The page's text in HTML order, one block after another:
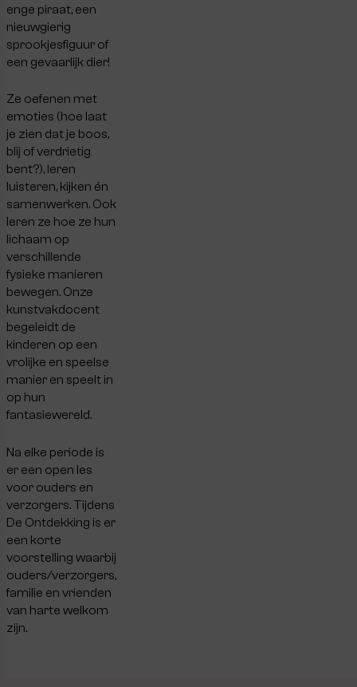
enge piraat, een
nieuwgierig
sprookjesfiguur of
een gevaarlijk dier!
Ze oefenen met
emoties (hoe laat
je zien dat je boos,
blij of verdrietig
bent?), leren
luisteren, kijken én
samenwerken. Ook
leren ze hoe ze hun
lichaam op
verschillende
fysieke manieren
bewegen. Onze
kunstvakdocent
begeleidt de
kinderen op een
vrolijke en speelse
manier en speelt in
op hun
fantasiewereld.
Na elke periode is
er een open les
voor ouders en
verzorgers. Tijdens
De Ontdekking is er
een korte
voorstelling waarbij
ouders/verzorgers,
familie en vrienden
van harte welkom
zijn.